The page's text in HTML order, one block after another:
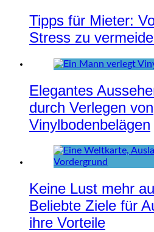
Tipps für Mieter:
Stress zu
Elegantes
durch Verlegen von
Vinylbodenbelägen
Keine Lust mehr
Beliebte Ziele für
ihre Vorteile